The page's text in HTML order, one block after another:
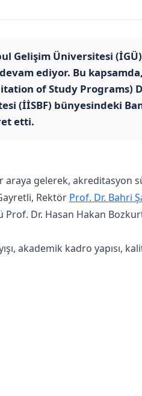
Gelişim Üniversitesi
ediyor. Bu kapsamda,
of Study Programs)
(İİSBF) bünyesindeki
etti.
gelerek, akreditasyon
Rektör Prof. Dr. Bahri
Dr. Hasan Hakan
akademik kadro yapısı,